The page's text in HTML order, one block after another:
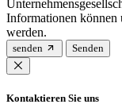
Informationen können
werden.
senden
Kontaktieren Sie uns